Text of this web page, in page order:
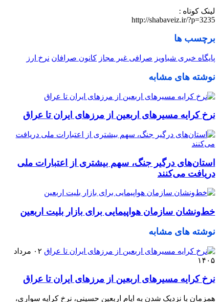
لینک کوتاه :
http://shabaveiz.ir/?p=3235
برچسب ها
پایگاه خبری شباویز صرافی غیر مجاز کانون صرافان نرخ ارز
نوشته های مشابه
نرخ کرایه مسیرهای اربعین از مرزهای ایران تا عراق
استان‌های درگیر جنگ، سهم بیشتری از اعتبارات ملی
دریافت می‌کنند
خط‌ونشان سازمان هواپیمایی برای بازار بلیت اربعین
نوشته های مشابه
۰۲ مرداد
۱۴۰۵
نرخ کرایه مسیرهای اربعین از مرزهای ایران تا عراق
همزمان با نزدیک شدن به ایام اربعین حسینی، نرخ کرایه سواری،